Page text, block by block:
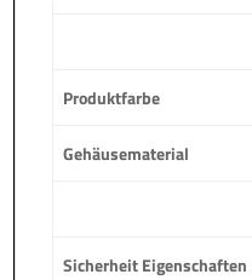
Produktfarbe
Gehäusematerial
Sicherheit Eigenschaften